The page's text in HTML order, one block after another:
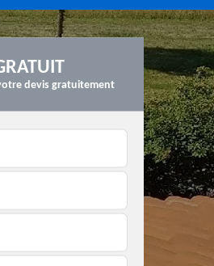
Réparateur
installateur de velux
36 Indre
devis gratuitement